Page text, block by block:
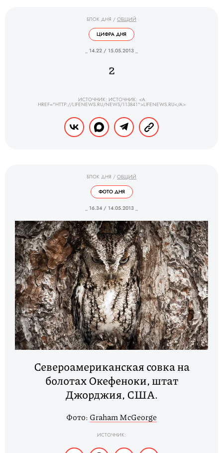
БЛОК ДНЯ / ОБЩИЙ
ЦИФРА ДНЯ
_ 14.22 / 15.05.2013 _
2
ИСТОЧНИК: ИСТОЧНИК: <A
HREF="HTTP://LIFENEWS.RU/NEWS/113841">LIFENEWS.RU</A>
БЛОК ДНЯ / ОБЩИЙ
ФОТО ДНЯ
_ 16.34 / 14.05.2013 _
Североамериканская совка на
болотах Окефеноки, штат
Джорджия, США.
Фото: Graham McGeorge
ИСТОЧНИК: